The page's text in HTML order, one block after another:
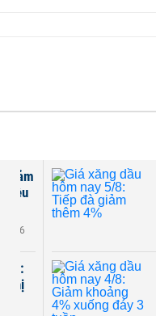
giảm
2026
6/8:
thị